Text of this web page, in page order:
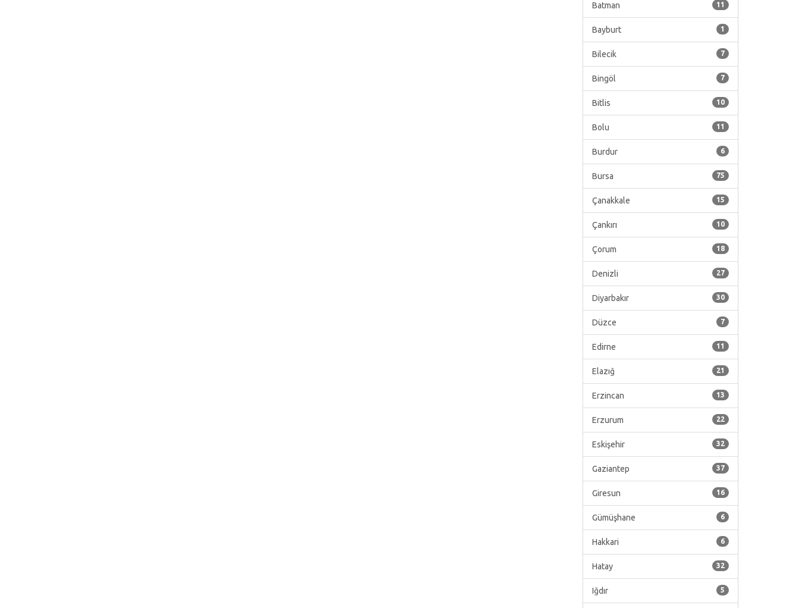
11
Batman
1
Bayburt
7
Bilecik
7
Bingöl
10
Bitlis
11
Bolu
6
Burdur
75
Bursa
15
Çanakkale
10
Çankırı
18
Çorum
27
Denizli
30
Diyarbakır
7
Düzce
11
Edirne
21
Elazığ
13
Erzincan
22
Erzurum
32
Eskişehir
37
Gaziantep
16
Giresun
6
Gümüşhane
6
Hakkari
32
Hatay
5
Iğdır